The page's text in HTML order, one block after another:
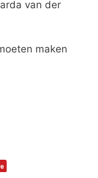
van der
maken